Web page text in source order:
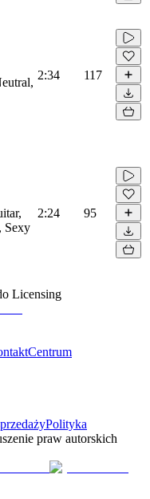
2:34 117
Sexy
2:24 95
Licensing
Centrum
Polityka
praw autorskich